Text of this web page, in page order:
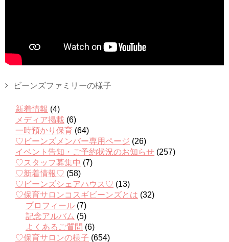
ビーンズファミリーの様子
新着情報 (4)
メディア掲載 (6)
一時預かり保育 (64)
♡ビーンズメンバー専用ページ (26)
イベント告知・ご予約状況のお知らせ (257)
♡スタッフ募集中 (7)
♡新着情報♡ (58)
♡ビーンズシェアハウス♡ (13)
♡保育サロンコスギビーンズとは (32)
プロフィール (7)
記念アルバム (5)
よくあるご質問 (6)
♡保育サロンの様子 (654)